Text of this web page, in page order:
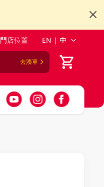
門店位置 EN | 中
去湊單